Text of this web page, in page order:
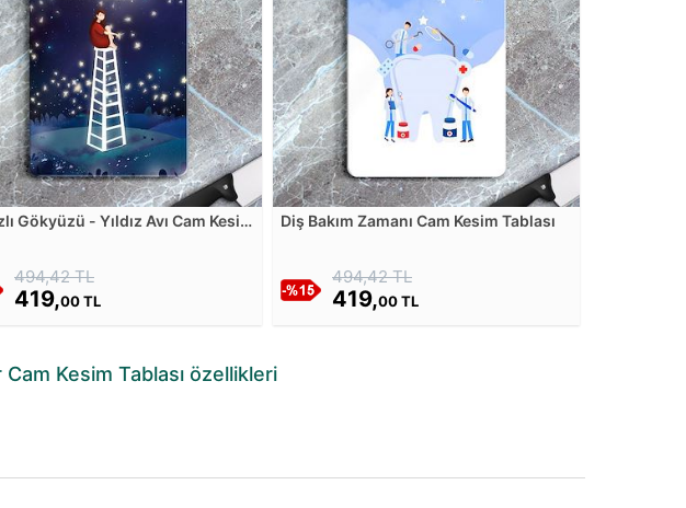
Gökyüzü - Yıldız Avı Cam Kesim
494,42 TL
419,00 TL
Diş Bakım Zamanı Cam Kesim Tablası
494,42 TL
419,00 TL
Kesim Tablası özellikleri